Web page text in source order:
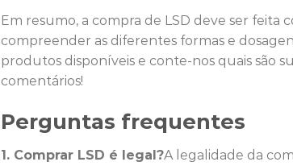
Em resumo, a compra de LSD deve ser
compreender as diferentes formas e
produtos disponíveis e conte-nos quais são
comentários!
Perguntas frequentes
1. Comprar LSD é legal?A legalidade da